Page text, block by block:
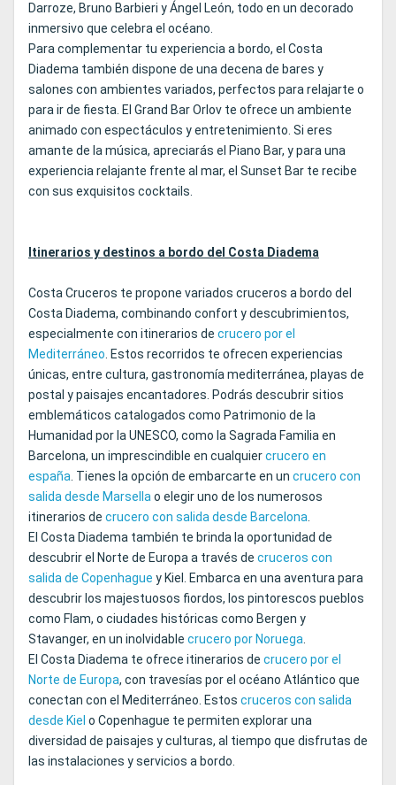
Darroze, Bruno Barbieri y Ángel León, todo en un decorado
inmersivo que celebra el océano.
Para complementar tu experiencia a bordo, el Costa
Diadema también dispone de una decena de bares y
salones con ambientes variados, perfectos para relajarte o
para ir de fiesta. El Grand Bar Orlov te ofrece un ambiente
animado con espectáculos y entretenimiento. Si eres
amante de la música, apreciarás el Piano Bar, y para una
experiencia relajante frente al mar, el Sunset Bar te recibe
con sus exquisitos cocktails.
Itinerarios y destinos a bordo del Costa Diadema
Costa Cruceros te propone variados cruceros a bordo del
Costa Diadema, combinando confort y descubrimientos,
especialmente con itinerarios de crucero por el
Mediterráneo. Estos recorridos te ofrecen experiencias
únicas, entre cultura, gastronomía mediterránea, playas de
postal y paisajes encantadores. Podrás descubrir sitios
emblemáticos catalogados como Patrimonio de la
Humanidad por la UNESCO, como la Sagrada Familia en
Barcelona, un imprescindible en cualquiercrucero en
españa. Tienes la opción de embarcarte en un crucero con
salida desde Marsellao elegir uno de los numerosos
itinerarios de crucero con salida desde Barcelona.
El Costa Diadema también te brinda la oportunidad de
descubrir el Norte de Europa a través de cruceros con
salida de Copenhague y Kiel. Embarca en una aventura para
descubrir los majestuosos fiordos, los pintorescos pueblos
como Flam, o ciudades históricas como Bergen y
Stavanger, en un inolvidable crucero por Noruega.
El Costa Diadema te ofrece itinerarios de crucero por el
Norte de Europa, con travesías por el océano Atlántico que
conectan con el Mediterráneo. Estos cruceros con salida
desde Kiel o Copenhague te permiten explorar una
diversidad de paisajes y culturas, al tiempo que disfrutas de
las instalaciones y servicios a bordo.